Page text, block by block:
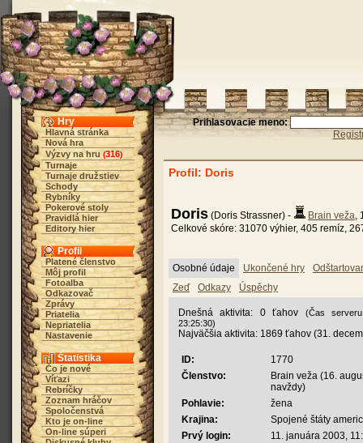
Hry
Hlavná stránka
Nová hra
Výzvy na hru (316)
Turnaje
Turnaje družstiev
Schody
Rybníky
Pokerové stoly
Pravidlá hier
Editory hier
Profil
Platené členstvo
Môj profil
Fotoalba
Odkazovač
Zprávy
Priatelia
Nepriatelia
Nastavenie
Štatistika
Čo je nové
Víťazi
Rebríčky
Zoznam hráčov
Spoločenstvá
Kto je on-line
On-line súperi
Prihlasovacie meno:
Profil: Doris
Doris (Doris Strassner) - Brain veža,
Celkové skóre: 31070 výhier, 405 remíz,
Osobné údaje Ukončené hry
Zeď
Odkazy Úspěchy
Dnešná aktivita: 0 ťahov
(Čas
23:25:30)
Najväčšia aktivita: 1869 ťahov (31.
ID:
1770
Členstvo:
Brain veža (16.
navždy)
Pohlavie:
žena
Krajina:
Spojené štáty
Prvý login:
11. januára 2003,